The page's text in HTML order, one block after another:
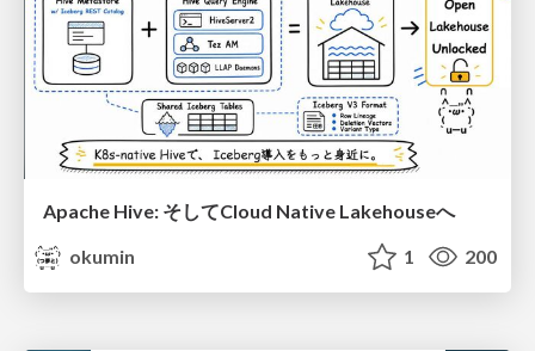
Apache Hive: そしてCloud Native Lakehouseへ
okumin
1 200